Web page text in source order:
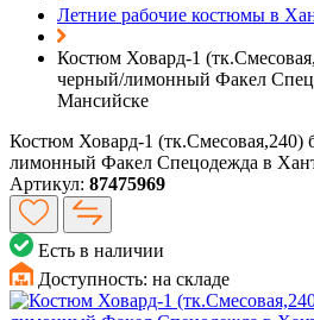
Летние рабочие костюмы в
Костюм Ховард-1
черный/лимонный Факел
Мансийске
Костюм Ховард-1 (тк.Смесовая,240)
лимонный Факел Спецодежда в
Артикул: 87475969
Есть в наличии
Доступность: на складе